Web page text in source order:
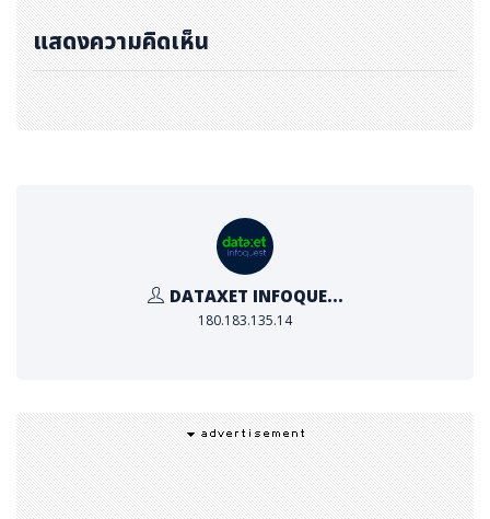
ผลให้ความต้องการด้านโลจิสติกส์เพิ่มขึ้นอย่างรวดเร็ว เพื่อเ
ตรียมพร้อมสำหรับซัพพลายเชนใหม่ ๆ ที่จะเกิดขึ้นในอนาคต
ESIE นับเป็นศูนย์รวมอุตสาหกรรมที่ใหญ่ที่สุดในจังหวัดระยอ
ง มีผู้ผลิตทั้งจากญี่ปุ่นและนานาชาติรวมกันกว่า 500 ราย แ
ศูนย์โลจิสติกส์อีสเทิร์นซีบอร์ดที่เพิ่งเปิดดำเนินการนี้ ตั้งอยู่ใ
นพื้นที่ที่เป็นศูนย์กลางในซัพพลายเชนของลูกค้า เพื่อส่งมอบ
บริการโลจิสติกส์ที่เหมาะสมที่สุดแก่บริษัทในกลุ่มขนส่ง เทคโน
านโลจิสติกส์ที่ซับซ้อนได้ เช่น ระบบทันเวลาพอดี (JIT) (*2) แ
ละระบบการบริหารคลังสินค้าโดยผู้ขาย (VMI) (*3)
ทั้งนี้ เอ็นเอ็กซ์ กรุ๊ป พร้อมเดินหน้าสนับสนุนธุรกิจของลูกค้าอ
แสดงความคิดเห็น
DATAXET INFOQUE...
180.183.135.14